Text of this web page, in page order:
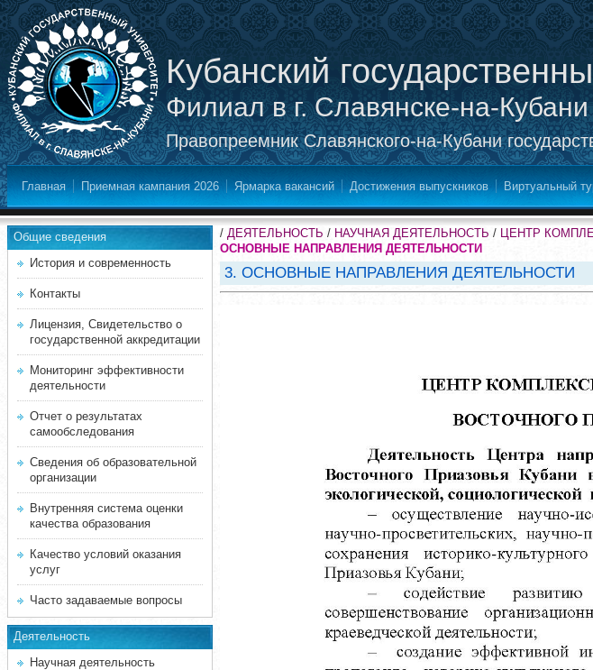
Кубанский
Филиал в г. Славянске-на-Кубани
Правопреемник Славянского-на-Кубани
Главная Приемная кампания 2026 Ярмарка вакансий Достижения выпускников Виртуальный
Общие сведения
История и современность
Контакты
Лицензия, Свидетельство о
государственной аккредитации
Мониторинг эффективности
деятельности
Отчет о результатах
самообследования
Сведения об образовательной
организации
Внутренняя система оценки
качества образования
Качество условий оказания
услуг
Часто задаваемые вопросы
Деятельность
Научная деятельность
/ ДЕЯТЕЛЬНОСТЬ / НАУЧНАЯ ДЕЯТЕЛЬНОСТЬ / ЦЕНТР
ОСНОВНЫЕ НАПРАВЛЕНИЯ ДЕЯТЕЛЬНОСТИ
3. ОСНОВНЫЕ НАПРАВЛЕНИЯ ДЕЯТЕЛЬНОСТИ